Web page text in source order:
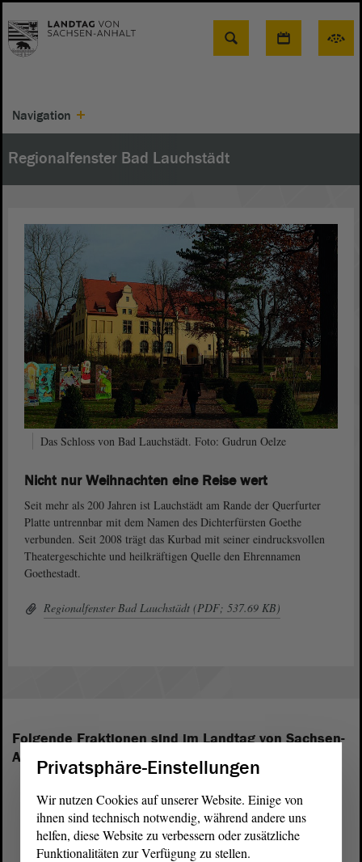
Suche
Navigation
Regionalfenster Bad Lauchstädt
Das Schloss von Bad Lauchstädt. Foto: Gudrun Oelze
Nicht nur Weihnachten eine Reise wert
Seit mehr als 200 Jahren ist Lauchstädt am Rande der Querfurter
Platte untrennbar mit dem Namen des Dichterfürsten Goethe
verbunden. Seit 2008 trägt das Kurbad mit seiner eindrucksvollen
Theatergeschichte und heilkräftigen Quelle den Ehrennamen
Goethestadt.
Regionalfenster Bad Lauchstädt (PDF; 537.69 KB)
Folgende Fraktionen sind im Landtag von Sachsen-
Anhalt vertreten:
Privatsphäre-Einstellungen
Wir nutzen Cookies auf unserer Website. Einige von
ihnen sind technisch notwendig, während andere uns
helfen, diese Website zu verbessern oder zusätzliche
Funktionalitäten zur Verfügung zu stellen.